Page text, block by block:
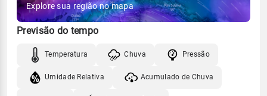
Explore sua região no mapa
Previsão do tempo
Temperatura Chuva Pressão
Umidade Relativa Acumulado de Chuva